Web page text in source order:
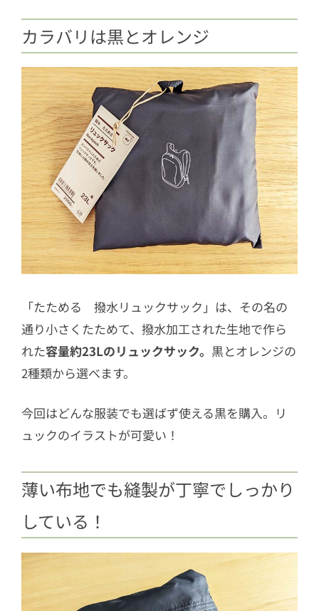
カラバリは黒とオレンジ
「たためる 撥水リュックサック」は、その名の
通り小さくたためて、撥水加工された生地で作ら
れた容量約23Lのリュックサック。 黒とオレンジの
2種類から選べます。
今回はどんな服装でも選ばず使える黒を購入。リ
ュックのイラストが可愛い！
薄い布地でも縫製が丁寧でしっかり
している！